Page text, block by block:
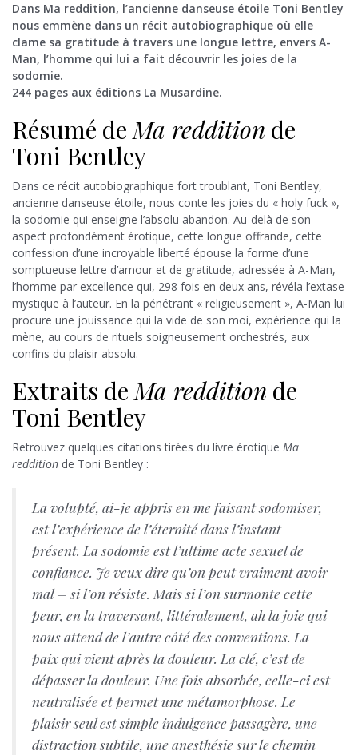
Dans Ma reddition, l’ancienne danseuse étoile Toni Bentley
nous emmène dans un récit autobiographique où elle
clame sa gratitude à travers une longue lettre, envers A-
Man, l’homme qui lui a fait découvrir les joies de la
sodomie.
244 pages aux éditions La Musardine.
Résumé deMa reddition de
Toni Bentley
Dans ce récit autobiographique fort troublant, Toni Bentley,
ancienne danseuse étoile, nous conte les joies du « holy fuck »,
la sodomie qui enseigne l’absolu abandon. Au-delà de son
aspect profondément érotique, cette longue offrande, cette
confession d’une incroyable liberté épouse la forme d’une
somptueuse lettre d’amour et de gratitude, adressée à A-Man,
l’homme par excellence qui, 298 fois en deux ans, révéla l’extase
mystique à l’auteur. En la pénétrant « religieusement », A-Man lui
procure une jouissance qui la vide de son moi, expérience qui la
mène, au cours de rituels soigneusement orchestrés, aux
confins du plaisir absolu.
Extraits deMa reddition de
Toni Bentley
Retrouvez quelques citations tirées du livre érotique Ma
reddition de Toni Bentley :
La volupté, ai-je appris en me faisant sodomiser,
est l’expérience de l’éternité dans l’instant
présent. La sodomie est l’ultime acte sexuel de
confiance. Je veux dire qu’on peut vraiment avoir
mal – si l’on résiste. Mais si l’on surmonte cette
peur, en la traversant, littéralement, ah la joie qui
nous attend de l’autre côté des conventions. La
paix qui vient après la douleur. La clé, c’est de
dépasser la douleur. Une fois absorbée, celle-ci est
neutralisée et permet une métamorphose. Le
plaisir seul est simple indulgence passagère, une
distraction subtile, une anesthésie sur le chemin